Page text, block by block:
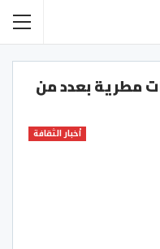
مطرية بعدد من
أخبار الثقافة